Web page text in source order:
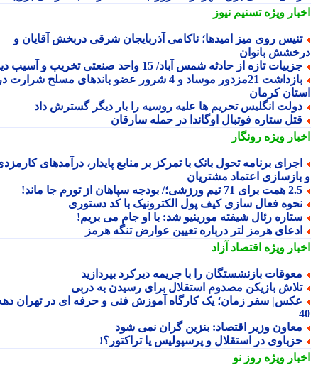
ویژهتسنیم نیوز
روی میز امیدها؛ ناکامی آذربایجان شرقی دربخش آقایان و
بانوان
تازه از حادثه شمس آباد/ 15 واحد صنعتی تخریب و آسیب دید
بازداشت 21مزدور موساد و 4 شرور عضو باندهای مسلح شرارت در
کرمان
انگلیس تحریم ها علیه روسیه را بار دیگر گسترش داد
ستاره فوتبال اوگاندا در حمله سارقان
ویژهرونگار
برنامه تحول بانک با تمرکز بر منابع پایدار، درآمدهای کارمزدی
اعتماد مشتریان
تیم ورزشی؛/ بودجه سپاهان از تورم جا ماند!
فعال سازی کیف پول الکترونیک با کد دستوری
رئال شیفته مورینیو شد: با او جام می بریم!
هرمز لتر درباره تعیین عوارض تنگه هرمز
ویژهاقتصاد آزاد
بازنشستگان را با جریمه دیرکرد بپردازید
بازیکن مصدوم استقلال برای رسیدن به دربی
سفر زمان؛ یک کارگاه آموزش فنی و حرفه ای در تهران دهه
وزیر اقتصاد: بنزین گران نمی شود
در استقلال و پرسپولیس یا تراکتور؟!
ویژهروز نو